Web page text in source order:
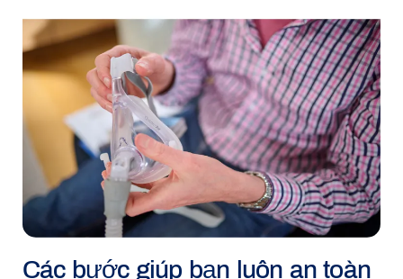
Các bước giúp bạn luôn an toàn